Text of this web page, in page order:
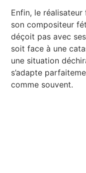
Enfin, le
son compositeur
déçoit pas avec
soit face à une
une situation
s’adapte
comme souvent.